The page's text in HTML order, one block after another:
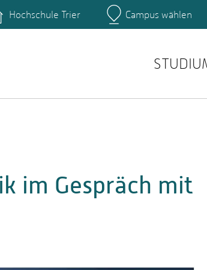
Rechenzentrum
Hochschule Trier Campus wählen
im Gespräch mit